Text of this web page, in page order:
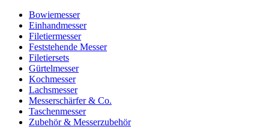
Bowiemesser
Einhandmesser
Filetiermesser
Feststehende Messer
Filetiersets
Gürtelmesser
Kochmesser
Lachsmesser
Messerschärfer & Co.
Taschenmesser
Zubehör & Messerzubehör